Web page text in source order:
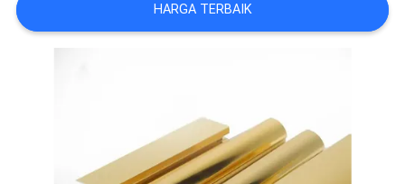
SITEMAP
HARGA TERBAIK